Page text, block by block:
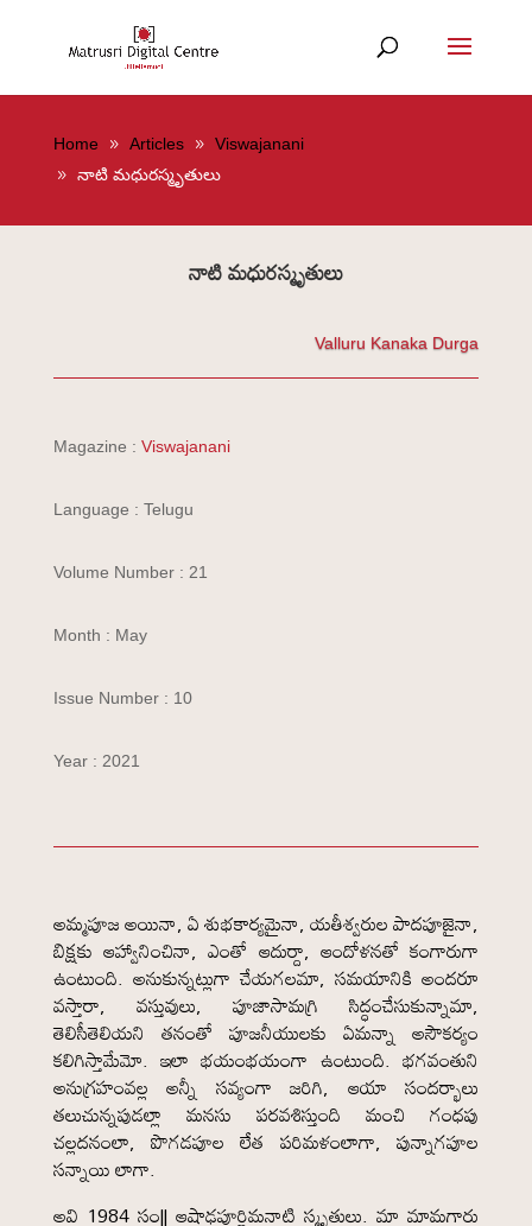
Home Articles
Viswajanani
నాటి మధురస్మృతులు
నాటి మధురస్మృతులు
Valluru Kanaka Durga
Magazine : Viswajanani
Language : Telugu
Volume Number : 21
Month : May
Issue Number : 10
Year : 2021
అమ్మపూజ అయినా, ఏ శుభకార్యమైనా, యతీశ్వరుల పాదపూజైనా,
బిక్షకు ఆహ్వానించినా, ఎంతో ఆదుర్దా, ఆందోళనతో కంగారుగా
ఉంటుంది. అనుకున్నట్లుగా చేయగలమా, సమయానికి అందరూ
వస్తారా, వస్తువులు, పూజాసామగ్రి సిద్ధంచేసుకున్నామా,
తెలిసీతెలియని తనంతో పూజనీయులకు ఏమన్నా అసౌకర్యం
కలిగిస్తామేమో. ఇలా భయంభయంగా ఉంటుంది. భగవంతుని
అనుగ్రహంవల్ల అన్నీ సవ్యంగా జరిగి, ఆయా సందర్భాలు
తలుచున్నపుడల్లా మనసు పరవశిస్తుంది మంచి గంధపు
చల్లదనంలా, పొగడపూల లేత పరిమళంలాగా, పున్నాగపూల
సన్నాయి లాగా.
అవి 1984 సం|| ఆషాఢపూర్ణిమనాటి స్మృతులు. మా మామగారు